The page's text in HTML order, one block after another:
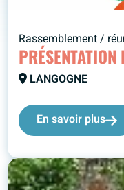
Rassemblement /
LANGOGNE
En savoir plus